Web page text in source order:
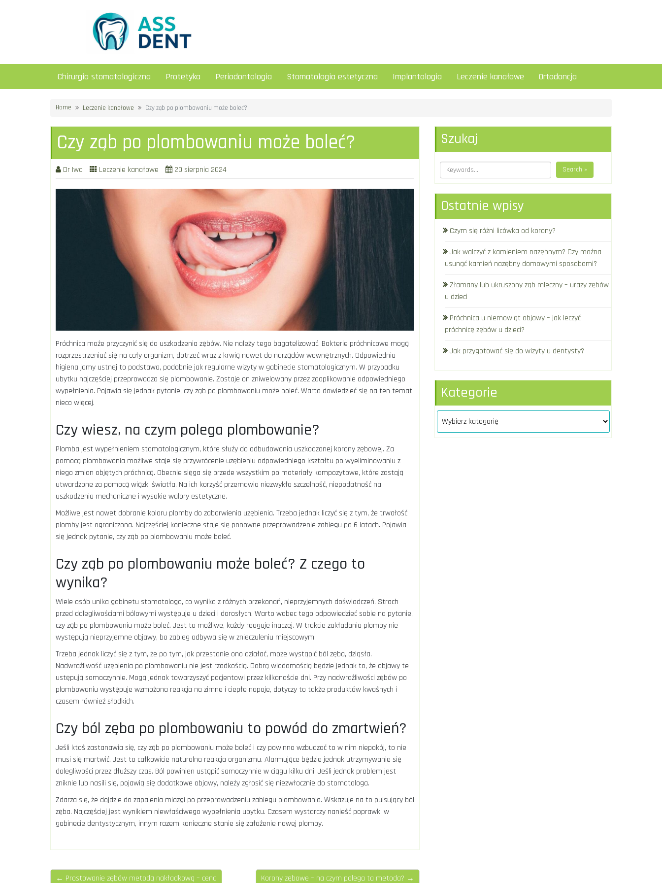
Chirurgia stomatologiczna Protetyka Periodontologia Stomatologia estetyczna Implantologia Leczenie kanałowe Ortodoncja
Home Leczenie kanałowe Czy ząb po plombowaniu może boleć?
Czy ząb po plombowaniu może boleć?
Dr Iwo Leczenie kanałowe 20 sierpnia 2024
Próchnica może przyczynić się do uszkodzenia zębów. Nie należy tego bagatelizować. Bakterie próchnicowe mogą
rozprzestrzeniać się na cały organizm, dotrzeć wraz z krwią nawet do narządów wewnętrznych. Odpowiednia
higiena jamy ustnej to podstawa, podobnie jak regularne wizyty w gabinecie stomatologicznym. W przypadku
ubytku najczęściej przeprowadza się plombowanie. Zostaje on zniwelowany przez zaaplikowanie odpowiedniego
wypełnienia. Pojawia się jednak pytanie, czy ząb po plombowaniu może boleć. Warto dowiedzieć się na ten temat
nieco więcej.
Czy wiesz, na czym polega plombowanie?
Plomba jest wypełnieniem stomatologicznym, które służy do odbudowania uszkodzonej korony zębowej. Za
pomocą plombowania możliwe staje się przywrócenie uzębieniu odpowiedniego kształtu po wyeliminowaniu z
niego zmian objętych próchnicą. Obecnie sięga się przede wszystkim po materiały kompozytowe, które zostają
utwardzone za pomocą wiązki światła. Na ich korzyść przemawia niezwykła szczelność, niepodatność na
uszkodzenia mechaniczne i wysokie walory estetyczne.
Możliwe jest nawet dobranie koloru plomby do zabarwienia uzębienia. Trzeba jednak liczyć się z tym, że trwałość
plomby jest ograniczona. Najczęściej konieczne staje się ponowne przeprowadzenie zabiegu po 6 latach. Pojawia
się jednak pytanie, czy ząb po plombowaniu może boleć.
Czy ząb po plombowaniu może boleć? Z czego to
wynika?
Wiele osób unika gabinetu stomatologa, co wynika z różnych przekonań, nieprzyjemnych doświadczeń. Strach
przed dolegliwościami bólowymi występuje u dzieci i dorosłych. Warto wobec tego odpowiedzieć sobie na pytanie,
czy ząb po plombowaniu może boleć. Jest to możliwe, każdy reaguje inaczej. W trakcie zakładania plomby nie
występują nieprzyjemne objawy, bo zabieg odbywa się w znieczuleniu miejscowym.
Trzeba jednak liczyć się z tym, że po tym, jak przestanie ono działać, może wystąpić ból zęba, dziąsła.
Nadwrażliwość uzębienia po plombowaniu nie jest rzadkością. Dobrą wiadomością będzie jednak to, że objawy te
ustępują samoczynnie. Mogą jednak towarzyszyć pacjentowi przez kilkanaście dni. Przy nadwrażliwości zębów po
plombowaniu występuje wzmożona reakcja na zimne i ciepłe napoje, dotyczy to także produktów kwaśnych i
czasem również słodkich.
Czy ból zęba po plombowaniu to powód do zmartwień?
Jeśli ktoś zastanawia się, czy ząb po plombowaniu może boleć i czy powinno wzbudzać to w nim niepokój, to nie
musi się martwić. Jest to całkowicie naturalna reakcja organizmu. Alarmujące będzie jednak utrzymywanie się
dolegliwości przez dłuższy czas. Ból powinien ustąpić samoczynnie w ciągu kilku dni. Jeśli jednak problem jest
zniknie lub nasili się, pojawią się dodatkowe objawy, należy zgłosić się niezwłocznie do stomatologa.
Zdarza się, że dojdzie do zapalenia miazgi po przeprowadzeniu zabiegu plombowania. Wskazuje na to pulsujący ból
zęba. Najczęściej jest wynikiem niewłaściwego wypełnienia ubytku. Czasem wystarczy nanieść poprawki w
gabinecie dentystycznym, innym razem konieczne stanie się założenie nowej plomby.
← Prostowanie zębów metodą nakładkową – cena Korony zębowe – na czym polega ta metoda? →
Szukaj
Search »
Ostatnie wpisy
Czym się różni licówka od korony?
Jak walczyć z kamieniem nazębnym? Czy można
usunąć kamień nazębny domowymi sposobami?
Złamany lub ukruszony ząb mleczny – urazy zębów
u dzieci
Próchnica u niemowląt objawy – jak leczyć
próchnicę zębów u dzieci?
Jak przygotować się do wizyty u dentysty?
Kategorie
Kategorie